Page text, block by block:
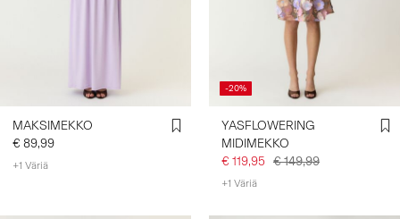
MAKSIMEKKO
€ 89,99
+1 Väriä
-20%
YASFLOWERING
MIDIMEKKO
€ 119,95 € 149,99
+1 Väriä